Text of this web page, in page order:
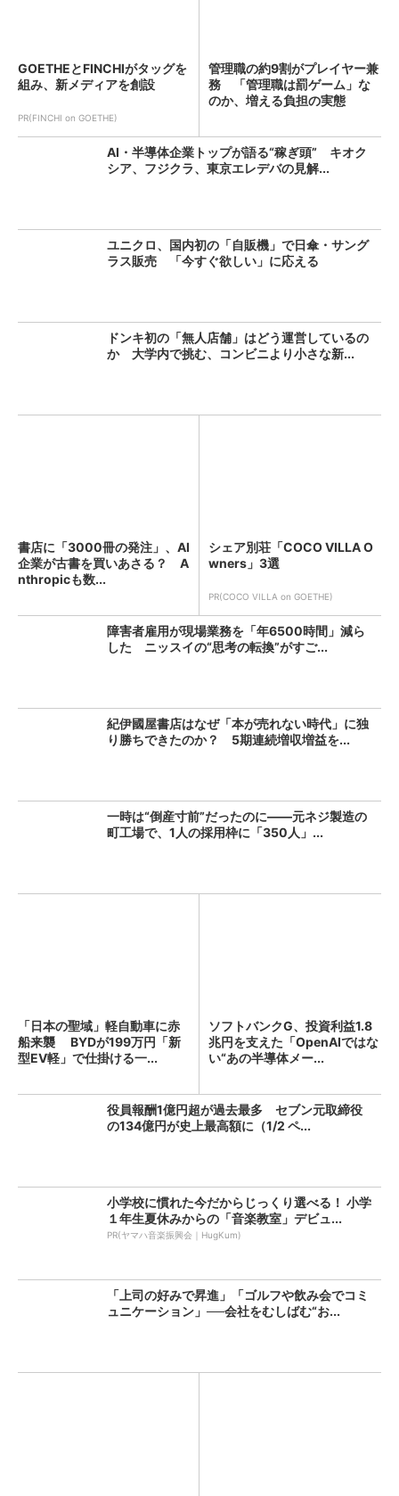
GOETHEとFINCHIがタッグを
組み、新メディアを創設
PR(FINCHI on GOETHE)
管理職の約9割がプレイヤー兼
務 「管理職は罰ゲーム」な
のか、増える負担の実態
AI・半導体企業トップが語る“稼ぎ頭” キオク
シア、フジクラ、東京エレデバの見解...
ユニクロ、国内初の「自販機」で日傘・サング
ラス販売 「今すぐ欲しい」に応える
ドンキ初の「無人店舗」はどう運営しているの
か 大学内で挑む、コンビニより小さな新...
書店に「3000冊の発注」、AI
企業が古書を買いあさる？ A
nthropicも数...
シェア別荘「COCO VILLA O
wners」3選
PR(COCO VILLA on GOETHE)
障害者雇用が現場業務を「年6500時間」減ら
した ニッスイの“思考の転換”がすご...
紀伊國屋書店はなぜ「本が売れない時代」に独
り勝ちできたのか？ 5期連続増収増益を...
一時は“倒産寸前”だったのに――元ネジ製造の
町工場で、1人の採用枠に「350人」...
「日本の聖域」軽自動車に赤
船来襲 BYDが199万円「新
型EV軽」で仕掛ける一...
ソフトバンクG、投資利益1.8
兆円を支えた「OpenAIではな
い“あの半導体メー...
役員報酬1億円超が過去最多 セブン元取締役
の134億円が史上最高額に（1/2 ペ...
小学校に慣れた今だからじっくり選べる！ 小学
１年生夏休みからの「音楽教室」デビュ...
PR(ヤマハ音楽振興会｜HugKum)
「上司の好みで昇進」「ゴルフや飲み会でコミ
ュニケーション」──会社をむしばむ“お...